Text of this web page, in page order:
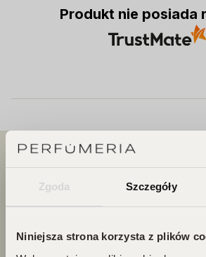
Zgoda Szczegóły
Niniejsza strona korzysta z plików
Produkt nie posiada